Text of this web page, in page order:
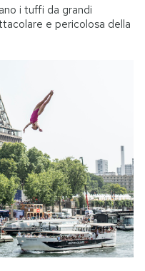
i tuffi da grandi
e pericolosa della